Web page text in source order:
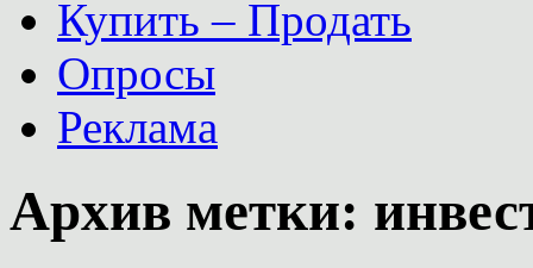
Купить – Продать
Опросы
Реклама
Архив метки: